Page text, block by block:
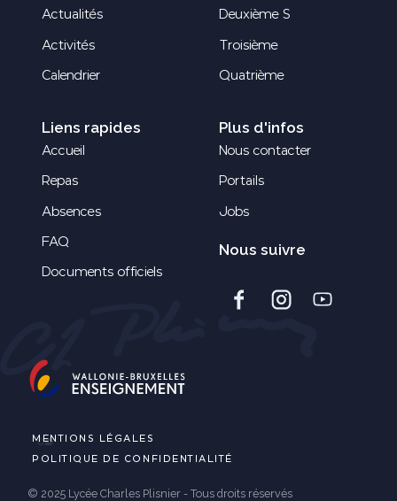
Actualités
Activités
Calendrier
Deuxième S
Troisième
Quatrième
Liens rapides
Accueil
Repas
Absences
FAQ
Documents officiels
Plus d'infos
Nous contacter
Portails
Jobs
Nous suivre
© 2025 Lycée Charles Plisnier - Tous droits réservés
MENTIONS LÉGALES
POLITIQUE DE CONFIDENTIALITÉ